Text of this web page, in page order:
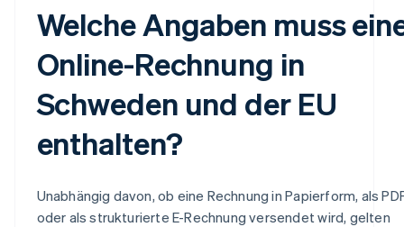
Welche Angaben muss
Online-Rechnung in
Schweden und der EU
enthalten?
Unabhängig davon, ob eine Rechnung in Papierform, als
oder als strukturierte E-Rechnung versendet wird, gelten